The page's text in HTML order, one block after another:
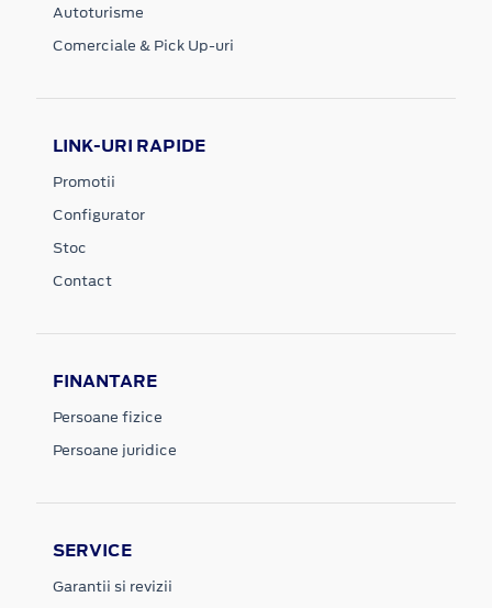
Autoturisme
Comerciale & Pick Up-uri
LINK-URI RAPIDE
Promotii
Configurator
Stoc
Contact
FINANTARE
Persoane fizice
Persoane juridice
SERVICE
Garantii si revizii